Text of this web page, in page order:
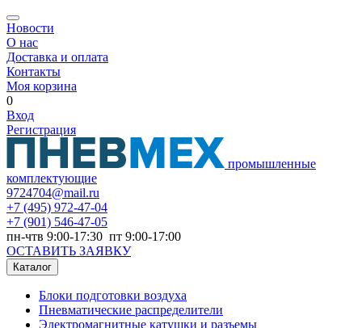
Новости
О нас
Доставка и оплата
Контакты
Моя корзина
0
Вход
Регистрация
промышленные
комплектующие
9724704@mail.ru
+7 (495) 972-47-04
+7 (901) 546-47-05
пн-чтв 9:00-17:30 пт 9:00-17:00
ОСТАВИТЬ ЗАЯВКУ
Каталог
Блоки подготовки воздуха
Пневматические распределители
Электромагнитные катушки и разъемы